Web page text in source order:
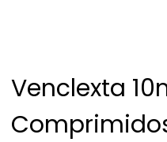
Venclexta